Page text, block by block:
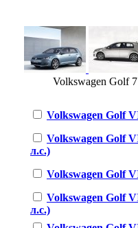
Volkswagen Golf
Volkswagen Golf
Volkswagen Golf
л.с.)
Volkswagen Golf
Volkswagen Golf
л.с.)